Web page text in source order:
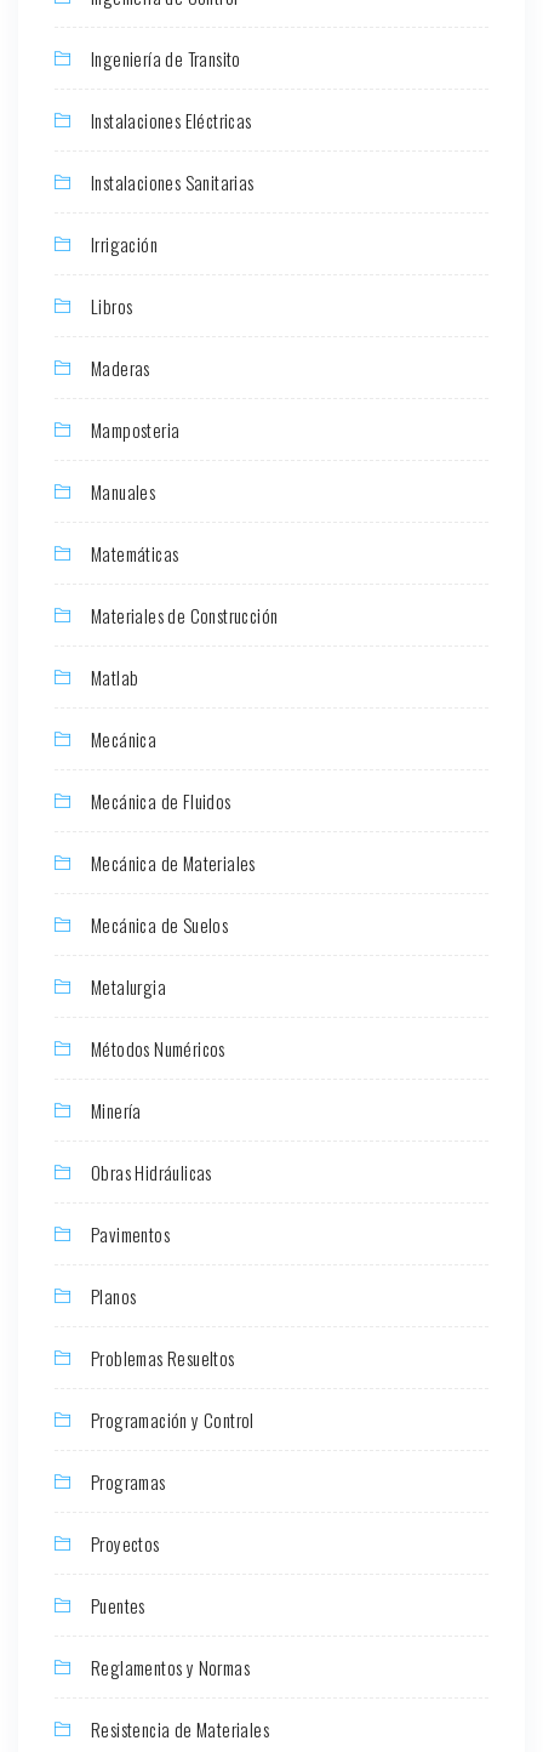
Ingeniería de Transito
Instalaciones Eléctricas
Instalaciones Sanitarias
Irrigación
Libros
Maderas
Mamposteria
Manuales
Matemáticas
Materiales de Construcción
Matlab
Mecánica
Mecánica de Fluidos
Mecánica de Materiales
Mecánica de Suelos
Metalurgia
Métodos Numéricos
Minería
Obras Hidráulicas
Pavimentos
Planos
Problemas Resueltos
Programación y Control
Programas
Proyectos
Puentes
Reglamentos y Normas
Resistencia de Materiales